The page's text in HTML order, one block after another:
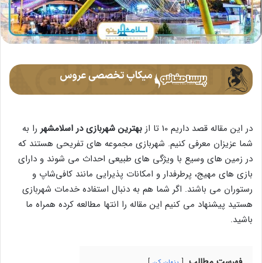
در این مقاله قصد داریم 10 تا از بهترین شهربازی در اسلامشهر را به
شما عزیزان معرفی کنیم. شهربازی مجموعه های تفریحی هستند که
در زمین های وسیع با ویژگی های طبیعی احداث می شوند و دارای
بازی های مهیج، پرطرفدار و امکانات پذیرایی مانند کافی‌شاپ و
رستوران می باشند. اگر شما هم به دنبال استفاده خدمات شهربازی
هستید پیشنهاد می کنیم این مقاله را انتها مطالعه کرده همراه ما
باشید.